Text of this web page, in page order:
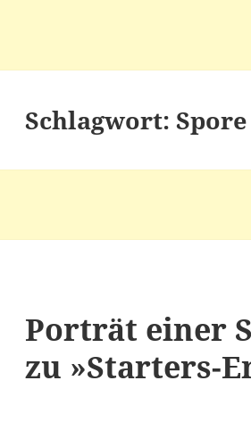
Schlagwort:Spore
Porträt einer
zu »Starters-